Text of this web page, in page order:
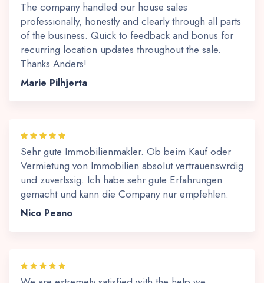
The company handled our house sales
professionally, honestly and clearly through all parts
of the business. Quick to feedback and bonus for
recurring location updates throughout the sale.
Thanks Anders!
Marie Pilhjerta
Sehr gute Immobilienmakler. Ob beim Kauf oder
Vermietung von Immobilien absolut vertrauenswrdig
und zuverlssig. Ich habe sehr gute Erfahrungen
gemacht und kann die Company nur empfehlen.
Nico Peano